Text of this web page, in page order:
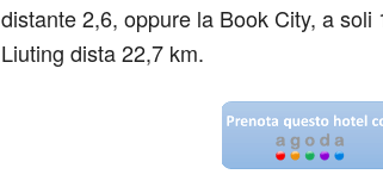
distante 2,6, oppure la Book City, a soli
Liuting dista 22,7 km.